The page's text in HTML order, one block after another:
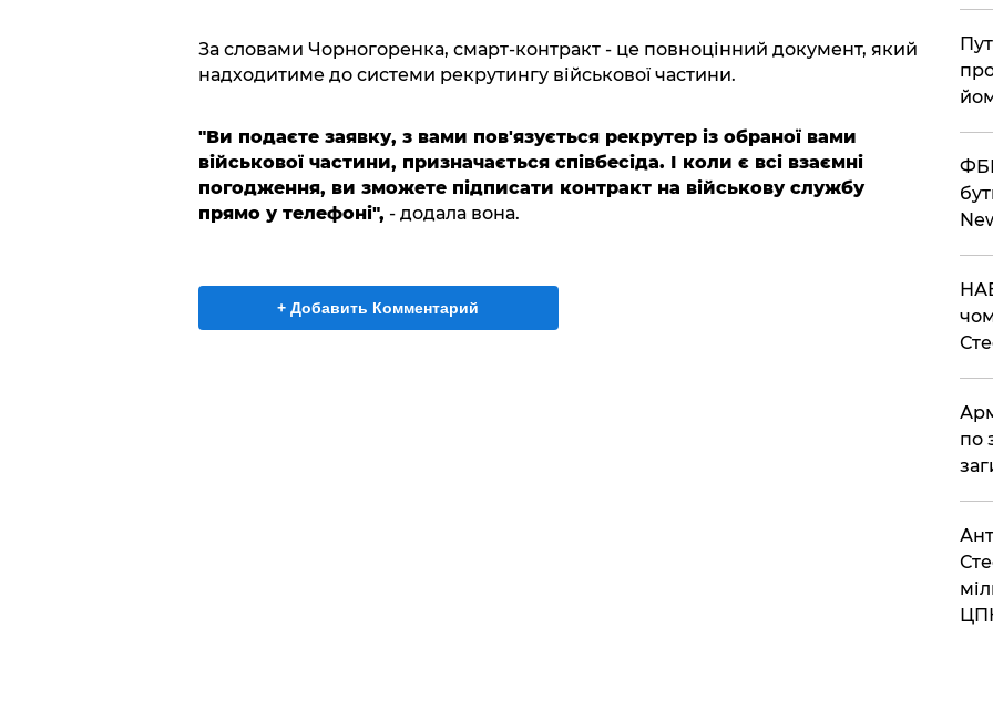
За словами Чорногоренка, смарт-контракт - це повноцінний документ, який
надходитиме до системи рекрутингу військової частини.
"Ви подаєте заявку, з вами пов'язується рекрутер із обраної вами
військової частини, призначається співбесіда. І коли є всі взаємні
погодження, ви зможете підписати контракт на військову службу
прямо у телефоні", - додала вона.
+ Добавить Комментарий
по